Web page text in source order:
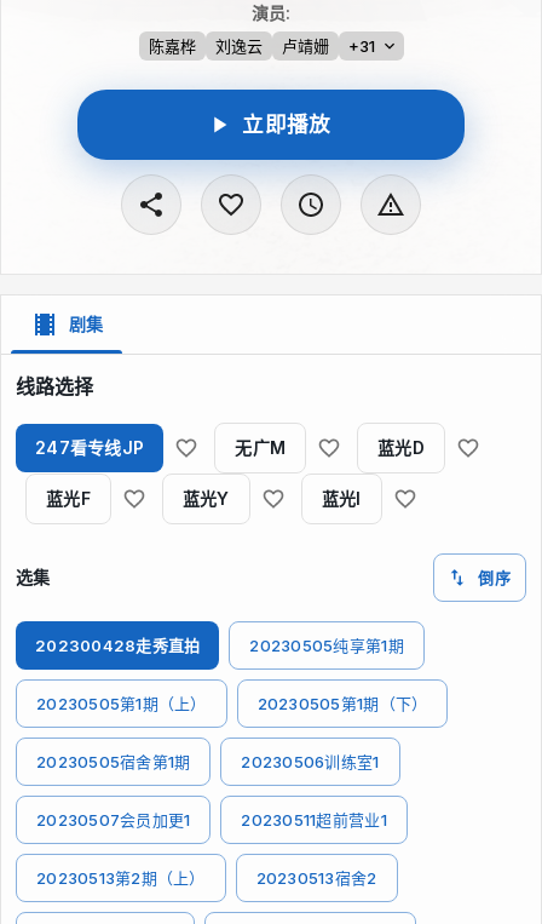
演员:
陈嘉桦 刘逸云 卢靖姗 +31
立即播放
剧集
线路选择
247看专线JP 无广M 蓝光D
蓝光F 蓝光Y 蓝光I
选集 倒序
202300428走秀直拍 20230505纯享第1期
20230505第1期（上） 20230505第1期（下）
20230505宿舍第1期 20230506训练室1
20230507会员加更1 20230511超前营业1
20230513第2期（上） 20230513宿舍2